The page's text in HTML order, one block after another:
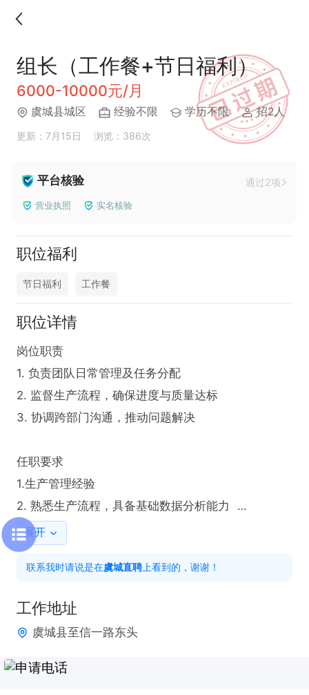
组长（工作餐+节日福利）
6000-10000元/月
虞城县城区 经验不限 学历不限 招2人
更新：7月15日 浏览：386次
平台核验 通过2项
营业执照 实名核验
职位福利
节日福利 工作餐
职位详情
岗位职责
1. 负责团队日常管理及任务分配
2. 监督生产流程，确保进度与质量达标
3. 协调跨部门沟通，推动问题解决
任职要求
1.生产管理经验
2. 熟悉生产流程，具备基础数据分析能力
3. 沟通协调能力强，有团队管理经验者
工作时间：長白班
员工福利：工作餐
展开
联系我时请说是在虞城直聘 上看到的，谢谢！
工作地址
虞城县至信一路东头